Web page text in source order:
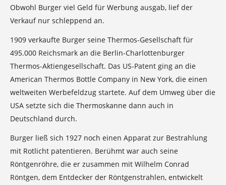
Obwohl Burger viel Geld für Werbung ausgab, lief der
Verkauf nur schleppend an.
1909 verkaufte Burger seine Thermos-Gesellschaft für
495.000 Reichsmark an die Berlin-Charlottenburger
Thermos-Aktiengesellschaft. Das US-Patent ging an die
American Thermos Bottle Company in New York, die einen
weltweiten Werbefeldzug startete. Auf dem Umweg über die
USA setzte sich die Thermoskanne dann auch in
Deutschland durch.
Burger ließ sich 1927 noch einen Apparat zur Bestrahlung
mit Rotlicht patentieren. Berühmt war auch seine
Röntgenröhre, die er zusammen mit Wilhelm Conrad
Röntgen, dem Entdecker der Röntgenstrahlen, entwickelt